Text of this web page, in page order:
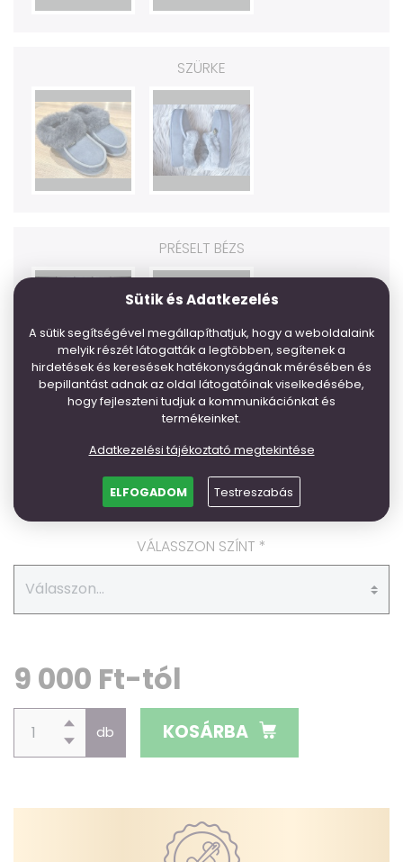
SZÜRKE
PRÉSELT BÉZS
VÁLASSZON SZÍNT *
9 000 Ft-tól
db KOSÁRBA
Sütik és Adatkezelés
A sütik segítségével megállapíthatjuk, hogy a weboldalaink
melyik részét látogatták a legtöbben, segítenek a
hirdetések és keresések hatékonyságának mérésében és
bepillantást adnak az oldal látogatóinak viselkedésébe,
hogy fejleszteni tudjuk a kommunikációnkat és
termékeinket.
Adatkezelési tájékoztató megtekintése
ELFOGADOM Testreszabás